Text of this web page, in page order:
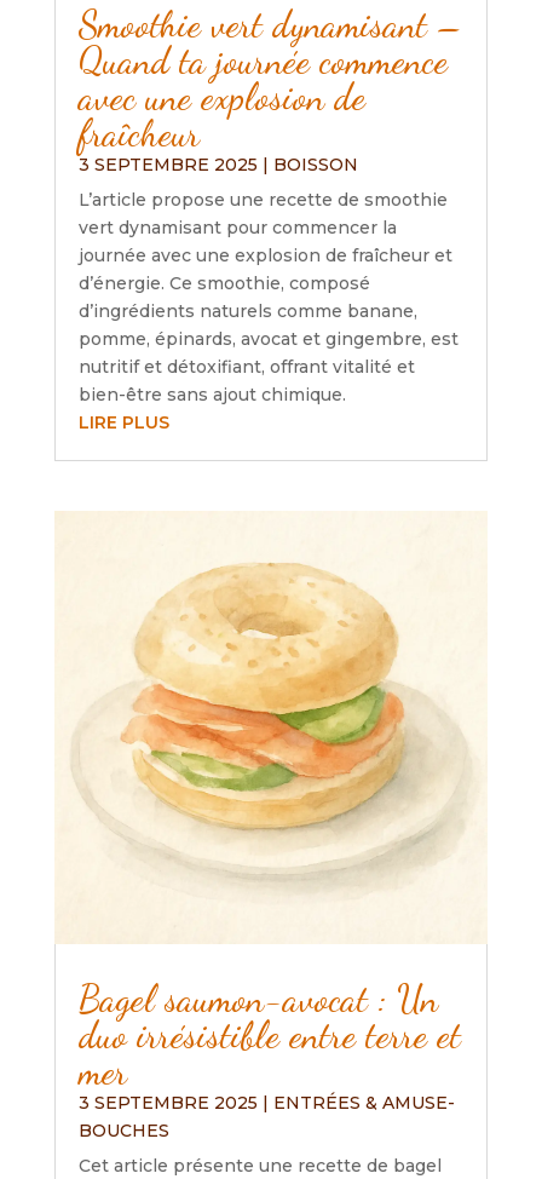
Smoothie vert dynamisant –
Quand ta journée commence
avec une explosion de
fraîcheur
3 SEPTEMBRE 2025 | BOISSON
L’article propose une recette de smoothie
vert dynamisant pour commencer la
journée avec une explosion de fraîcheur et
d’énergie. Ce smoothie, composé
d’ingrédients naturels comme banane,
pomme, épinards, avocat et gingembre, est
nutritif et détoxifiant, offrant vitalité et
bien-être sans ajout chimique.
LIRE PLUS
Bagel saumon-avocat : Un
duo irrésistible entre terre et
mer
3 SEPTEMBRE 2025
ENTRÉES & AMUSE-
BOUCHES
Cet article présente une recette de bagel